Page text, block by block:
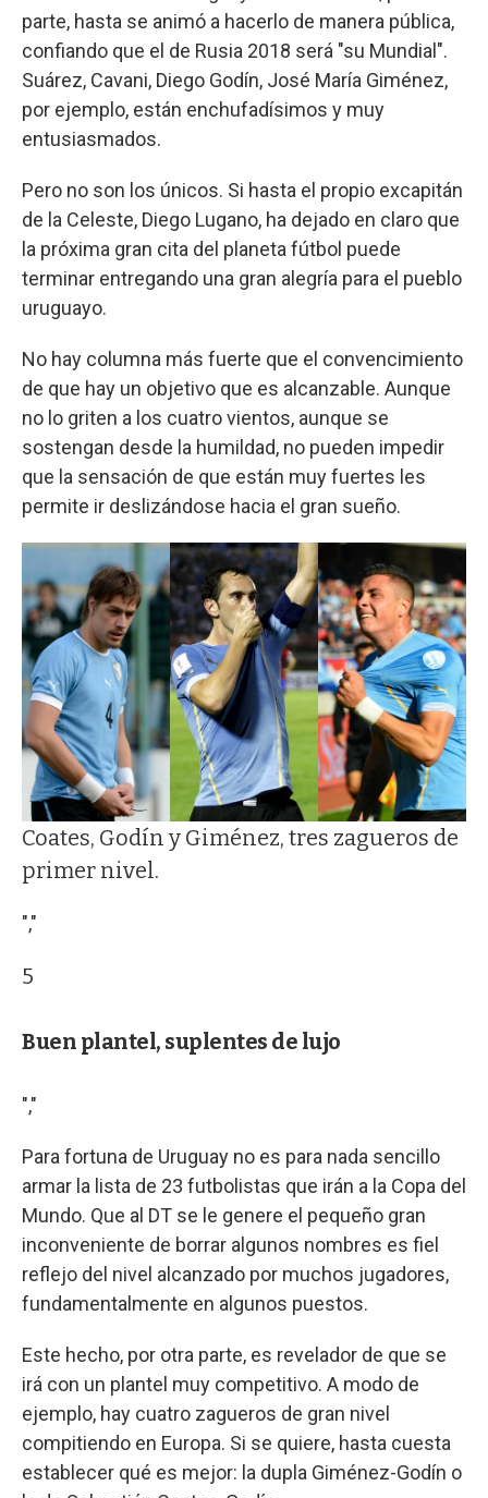
parte, hasta se animó a hacerlo de manera pública,
confiando que el de Rusia 2018 será "su Mundial".
Suárez, Cavani, Diego Godín, José María Giménez,
por ejemplo, están enchufadísimos y muy
entusiasmados.
Pero no son los únicos. Si hasta el propio excapitán
de la Celeste, Diego Lugano, ha dejado en claro que
la próxima gran cita del planeta fútbol puede
terminar entregando una gran alegría para el pueblo
uruguayo.
No hay columna más fuerte que el convencimiento
de que hay un objetivo que es alcanzable. Aunque
no lo griten a los cuatro vientos, aunque se
sostengan desde la humildad, no pueden impedir
que la sensación de que están muy fuertes les
permite ir deslizándose hacia el gran sueño.
Coates, Godín y Giménez, tres zagueros de
primer nivel.
","
5
Buen plantel, suplentes de lujo
","
Para fortuna de Uruguay no es para nada sencillo
armar la lista de 23 futbolistas que irán a la Copa del
Mundo. Que al DT se le genere el pequeño gran
inconveniente de borrar algunos nombres es fiel
reflejo del nivel alcanzado por muchos jugadores,
fundamentalmente en algunos puestos.
Este hecho, por otra parte, es revelador de que se
irá con un plantel muy competitivo. A modo de
ejemplo, hay cuatro zagueros de gran nivel
compitiendo en Europa. Si se quiere, hasta cuesta
establecer qué es mejor: la dupla Giménez-Godín o